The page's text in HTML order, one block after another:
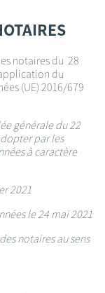
notaires du 28
du
(UE) 2016/679
générale du 22
par les
à caractère
2021
le 24 mai 2021
notaires au sens